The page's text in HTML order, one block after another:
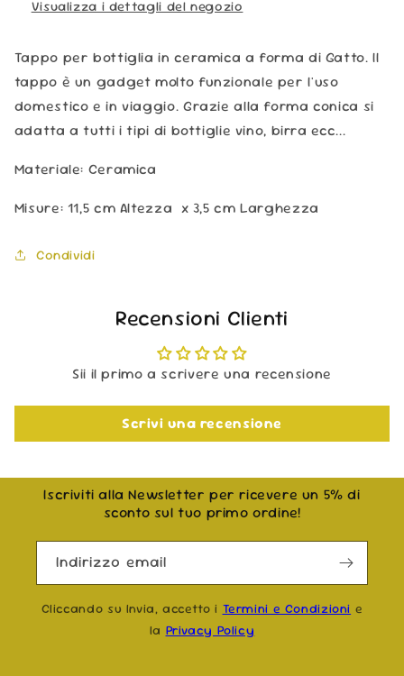
Visualizza i dettagli del negozio
Tappo per bottiglia in ceramica a forma di Gatto. Il
tappo è un gadget molto funzionale per l'uso
domestico e in viaggio. Grazie alla forma conica si
adatta a tutti i tipi di bottiglie vino, birra ecc...
Materiale: Ceramica
Misure: 11,5 cm Altezza x 3,5 cm Larghezza
Condividi
Recensioni Clienti
Sii il primo a scrivere una recensione
Scrivi una recensione
Iscriviti alla Newsletter per ricevere un 5% di
sconto sul tuo primo ordine!
Indirizzo email
Cliccando su Invia, accetto i Termini e Condizioni e
la Privacy Policy